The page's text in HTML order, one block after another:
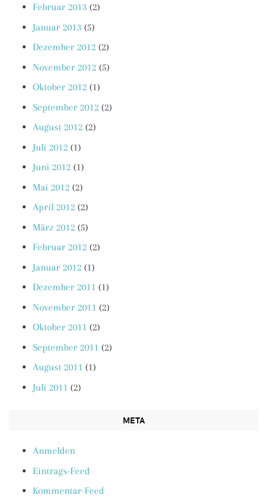
Februar 2013 (2)
Januar 2013 (5)
Dezember 2012 (2)
November 2012 (5)
Oktober 2012 (1)
September 2012 (2)
August 2012 (2)
Juli 2012 (1)
Juni 2012 (1)
Mai 2012 (2)
April 2012 (2)
März 2012 (5)
Februar 2012 (2)
Januar 2012 (1)
Dezember 2011 (1)
November 2011 (2)
Oktober 2011 (2)
September 2011 (2)
August 2011 (1)
Juli 2011 (2)
META
Anmelden
Eintrags-Feed
Kommentar-Feed